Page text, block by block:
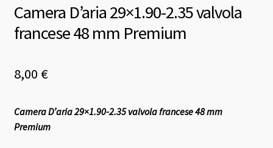
Camera D’aria 29×1.90-2.35 valvola
francese 48 mm Premium
8,00 €
Camera D’aria 29×1.90-2.35 valvola francese 48 mm
Premium